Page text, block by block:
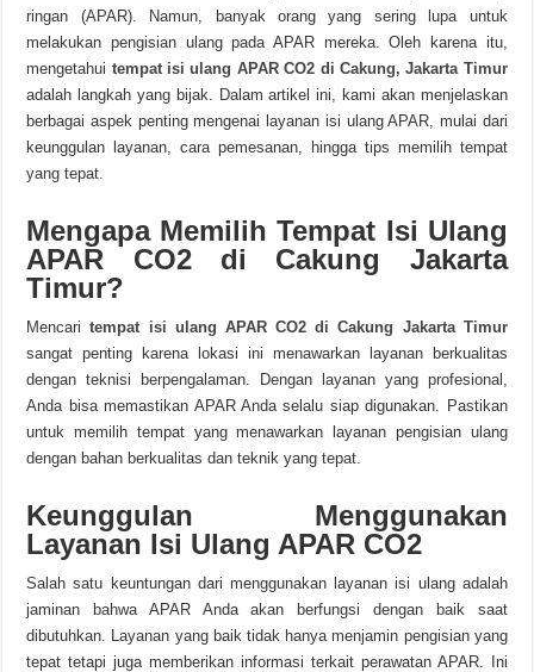
ringan (APAR). Namun, banyak orang yang sering lupa untuk
melakukan pengisian ulang pada APAR mereka. Oleh karena itu,
mengetahui tempat isi ulang APAR CO2 di Cakung, Jakarta Timur
adalah langkah yang bijak. Dalam artikel ini, kami akan menjelaskan
berbagai aspek penting mengenai layanan isi ulang APAR, mulai dari
keunggulan layanan, cara pemesanan, hingga tips memilih tempat
yang tepat.
Mengapa Memilih Tempat Isi Ulang
APAR CO2 di Cakung Jakarta
Timur?
Mencaritempat isi ulang APAR CO2 di Cakung Jakarta Timur
sangat penting karena lokasi ini menawarkan layanan berkualitas
dengan teknisi berpengalaman. Dengan layanan yang profesional,
Anda bisa memastikan APAR Anda selalu siap digunakan. Pastikan
untuk memilih tempat yang menawarkan layanan pengisian ulang
dengan bahan berkualitas dan teknik yang tepat.
Keunggulan Menggunakan
Layanan Isi Ulang APAR CO2
Salah satu keuntungan dari menggunakan layanan isi ulang adalah
jaminan bahwa APAR Anda akan berfungsi dengan baik saat
dibutuhkan. Layanan yang baik tidak hanya menjamin pengisian yang
tepat tetapi juga memberikan informasi terkait perawatan APAR. Ini